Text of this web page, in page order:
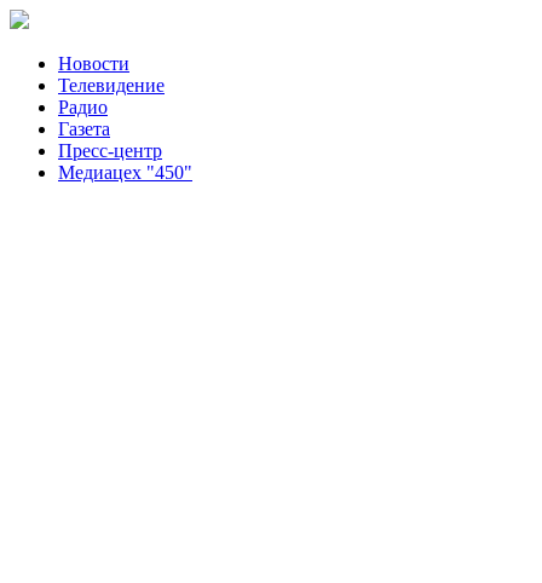
Новости
Телевидение
Радио
Газета
Пресс-центр
Медиацех "450"